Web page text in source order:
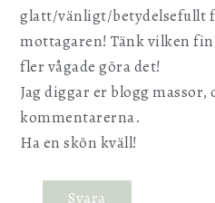
glatt/vänligt/betydelsefullt
mottagaren! Tänk vilken
fler vågade göra det!
Jag diggar er blogg
kommentarerna.
Ha en skön kväll!
Svara